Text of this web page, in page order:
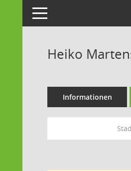
Toggle navigation
Heiko
Informationen